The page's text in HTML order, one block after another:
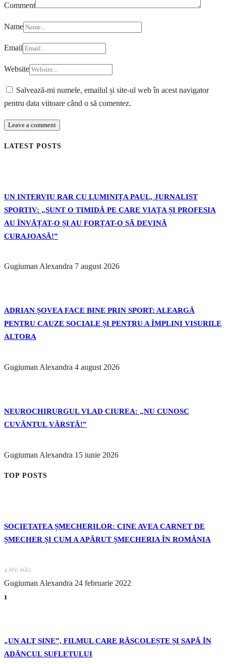
Comment
Name
Email
Website
Salvează-mi numele, emailul și site-ul web în acest navigator
pentru data viitoare când o să comentez.
LATEST POSTS
UN INTERVIU RAR CU LUMINIȚA PAUL, JURNALIST
SPORTIV: „SUNT O TIMIDĂ PE CARE VIAȚA ȘI PROFESIA
AU ÎNVĂȚAT-O ȘI AU FORȚAT-O SĂ DEVINĂ
CURAJOASĂ!”
Gugiuman Alexandra 7 august 2026
ADRIAN ȘOVEA FACE BINE PRIN SPORT: ALEARGĂ
PENTRU CAUZE SOCIALE ȘI PENTRU A ÎMPLINI VISURILE
ALTORA
Gugiuman Alexandra 4 august 2026
NEUROCHIRURGUL VLAD CIUREA: „NU CUNOSC
CUVÂNTUL VÂRSTĂ!”
Gugiuman Alexandra 15 iunie 2026
TOP POSTS
SOCIETATEA ȘMECHERILOR: CINE AVEA CARNET DE
ȘMECHER ȘI CUM A APĂRUT ȘMECHERIA ÎN ROMÂNIA
4 ANI AGO
Gugiuman Alexandra 24 februarie 2022
1
„UN ALT SINE”, FILMUL CARE RĂSCOLEȘTE ȘI SAPĂ ÎN
ADÂNCUL SUFLETULUI